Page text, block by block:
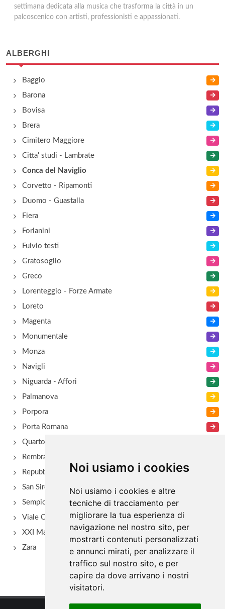
Noi usiamo i cookies
Noi usiamo i cookies e altre
tecniche di tracciamento per
migliorare la tua esperienza di
navigazione nel nostro sito, per
mostrarti contenuti personalizzati
e annunci mirati, per analizzare il
traffico sul nostro sito, e per
capire da dove arrivano i nostri
visitatori.
settimana dedicata alla musica che trasforma la città in un
palcoscenico con artisti, professionisti e appassionati.
ALBERGHI
Baggio
Barona
Bovisa
Brera
Cimitero Maggiore
Citta' studi - Lambrate
Conca del Naviglio
Corvetto - Ripamonti
Duomo - Guastalla
Fiera
Forlanini
Fulvio testi
Gratosoglio
Greco
Lorenteggio - Forze Armate
Loreto
Magenta
Monumentale
Monza
Navigli
Niguarda - Affori
Palmanova
Porpora
Porta Romana
Quarto Oggiaro
Rembrant
Repubblica
San Siro - Via Novara
Sempione
Viale Certosa
XXI Marzo
Zara